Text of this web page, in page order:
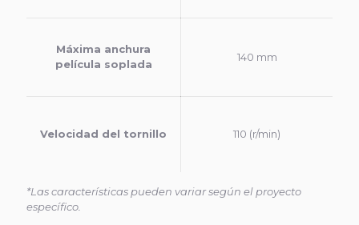
Máxima anchura
película soplada
140 mm
Velocidad del tornillo 110 (r/min)
*Las características pueden variar según el proyecto
específico.